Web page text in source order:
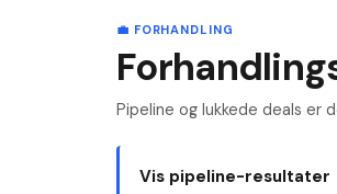
💼 FORHANDLING
Pipeline og lukkede deals
Vis pipeline-resultater